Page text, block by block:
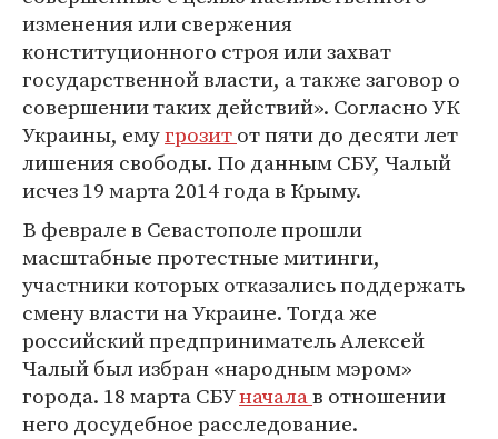
изменения или свержения
конституционного строя или захват
государственной власти, а также заговор о
совершении таких действий». Согласно УК
Украины, емугрозитот пяти до десяти лет
лишения свободы. По данным СБУ, Чалый
исчез 19 марта 2014 года в Крыму.
В феврале в Севастополе прошли
масштабные протестные митинги,
участники которых отказались поддержать
смену власти на Украине. Тогда же
российский предприниматель Алексей
Чалый был избран «народным мэром»
города. 18 марта СБУначалав отношении
него досудебное расследование.